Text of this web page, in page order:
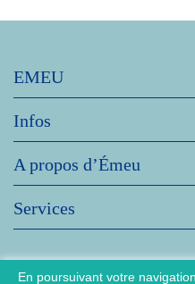
EMEU
Infos
A propos d’Émeu
Services
En poursuivant votre